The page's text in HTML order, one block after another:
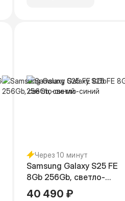
Через 10 минут
Samsung Galaxy S25 FE
8Gb 256Gb, светло-
синий
40 490 ₽